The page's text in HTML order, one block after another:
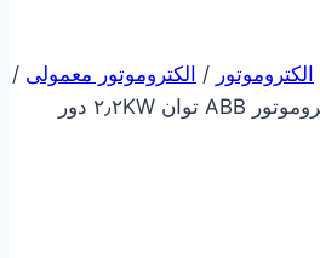
الکتروموتور / الکتروموتور معمولی /
الکتروموتور ABB توان ۲٫۲KW دور